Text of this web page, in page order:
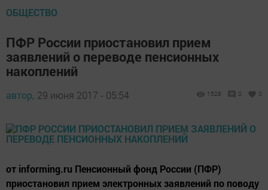
ОБЩЕСТВО
ПФР России приостановил прием
заявлений о переводе пенсионных
накоплений
автор, 29 июня 2017 - 05:54 1528 0 0
от informing.ru Пенсионный фонд России (ПФР)
приостановил прием электронных заявлений по поводу